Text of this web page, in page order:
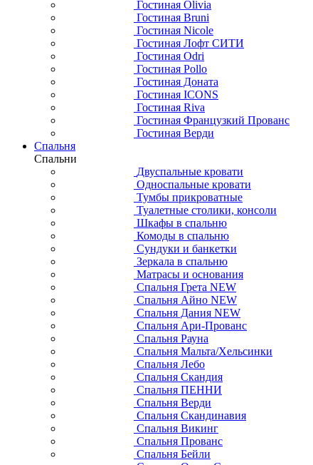
Гостиная Olivia
Гостиная Bruni
Гостиная Nicole
Гостиная Лофт СИТИ
Гостиная Odri
Гостиная Pollo
Гостиная Доната
Гостиная ICONS
Гостиная Riva
Гостиная Французкий Прованс
Гостиная Верди
Спальня
Спальни
Двуспальные кровати
Односпальные кровати
Тумбы прикроватные
Туалетные столики, консоли
Шкафы в спальню
Комоды в спальню
Сундуки и банкетки
Зеркала в спальню
Матрасы и основания
Спальня Грета NEW
Спальня Айно NEW
Спальня Дания NEW
Спальня Ари-Прованс
Спальня Рауна
Спальня Мальта/Хельсинки
Спальня Лебо
Спальня Скандия
Спальня ПЕННИ
Спальня Верди
Спальня Скандинавия
Спальня Викинг
Спальня Прованс
Спальня Бейли